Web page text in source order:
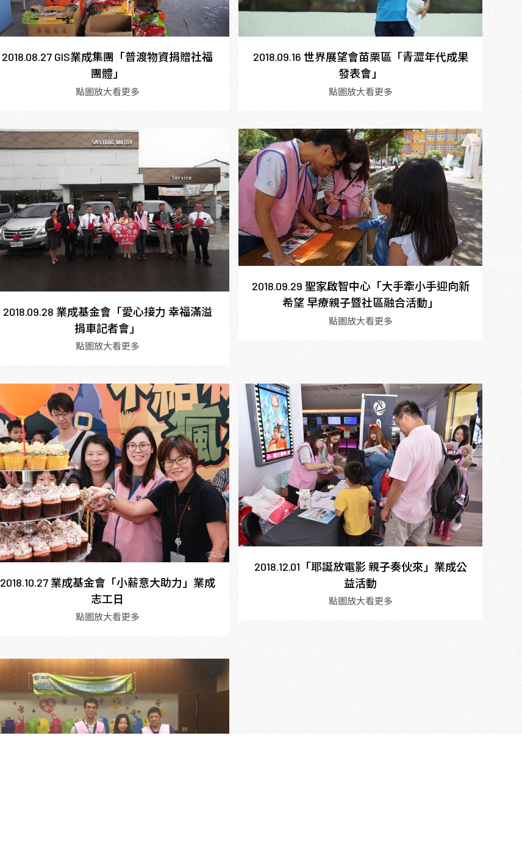
2018.08.27 GIS業成集團「普渡物資捐贈社福
團體」
點圖放大看更多
2018.09.16 世界展望會苗栗區「青澀年代成果
發表會」
點圖放大看更多
2018.09.28 業成基金會「愛心接力 幸福滿溢
捐車記者會」
點圖放大看更多
2018.09.29 聖家啟智中心「大手牽小手迎向新
希望 早療親子暨社區融合活動」
點圖放大看更多
2018.10.27 業成基金會「小薪意大助力」業成
志工日
點圖放大看更多
2018.12.01「耶誕放電影 親子奏伙來」業成公
益活動
點圖放大看更多